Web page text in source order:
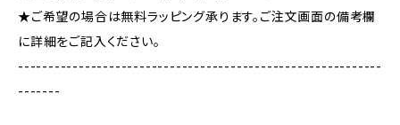
★ご希望の場合は無料ラッピング承ります。ご注文画面の備考欄
に詳細をご記入ください。
------------------------------------------------------------
-------